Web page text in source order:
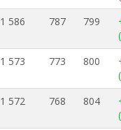
1 586 787 799
1 573 773 800
1 572 768 804